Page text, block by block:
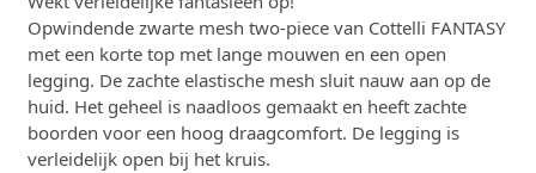
Opwindende zwarte mesh two-piece van Cottelli FANTASY
met een korte top met lange mouwen en een open
legging. De zachte elastische mesh sluit nauw aan op de
huid. Het geheel is naadloos gemaakt en heeft zachte
boorden voor een hoog draagcomfort. De legging is
verleidelijk open bij het kruis.